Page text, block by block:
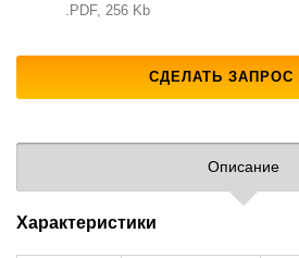
.PDF, 256 Kb
СДЕЛАТЬ ЗАПРОС
Описание
Характеристики